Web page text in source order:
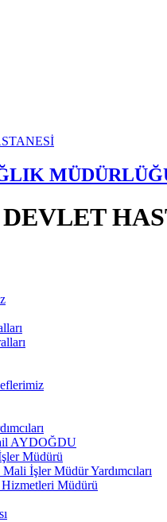
AYDOĞDU
Müdürü
İşler Müdür Yardımcıları
Hizmetleri Müdürü